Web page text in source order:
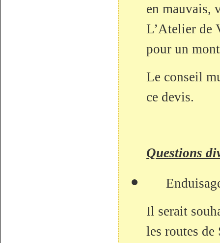
en mauvais,
L’Atelier de
pour un
Le conseil
ce devis.
Questions
Il serait
les routes